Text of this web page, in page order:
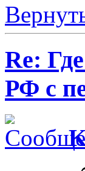
Re:
РФ с